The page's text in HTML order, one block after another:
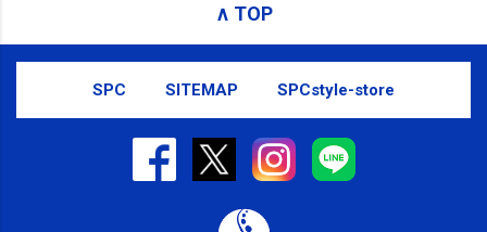
∧ TOP
SPC SITEMAP SPCstyle-store